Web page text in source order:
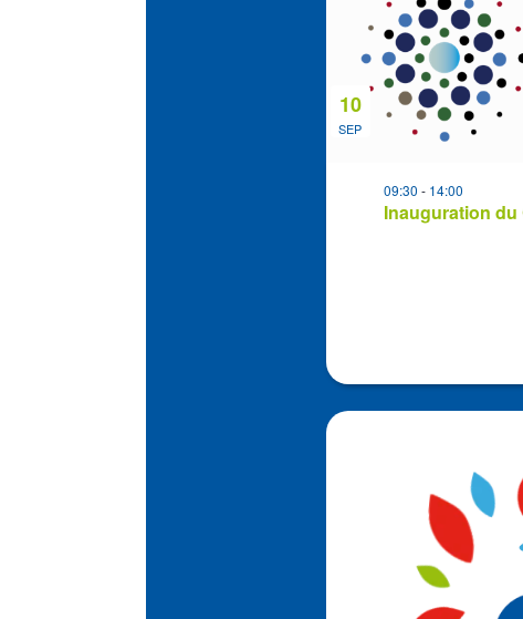
events
Photo
View
SEP
10
Inauguration du
09:30 - 14:00